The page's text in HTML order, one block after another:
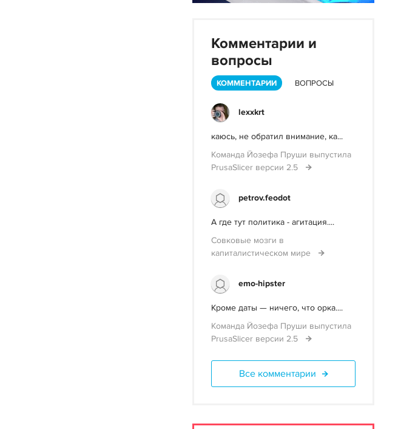
Комментарии и
вопросы
КОММЕНТАРИИ ВОПРОСЫ
lexxkrt
каюсь, не обратил внимание, ка...
Команда Йозефа Пруши выпустила
PrusaSlicer версии 2.5
petrov.feodot
А где тут политика - агитация....
Совковые мозги в
капиталистическом мире
emo-hipster
Кроме даты — ничего, что орка....
Команда Йозефа Пруши выпустила
PrusaSlicer версии 2.5
Все комментарии